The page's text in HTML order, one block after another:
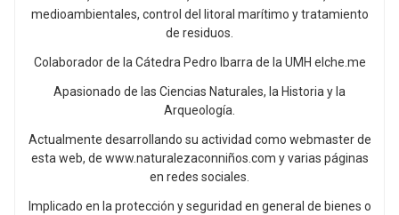
medioambientales, control del litoral marítimo y tratamiento
de residuos.
Colaborador de la Cátedra Pedro Ibarra de la UMH elche.me
Apasionado de las Ciencias Naturales, la Historia y la
Arqueología.
Actualmente desarrollando su actividad como webmaster de
esta web, de www.naturalezaconniños.com y varias páginas
en redes sociales.
Implicado en la protección y seguridad en general de bienes o